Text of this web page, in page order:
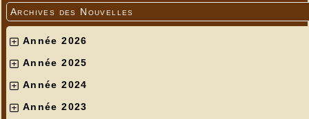
Archives des Nouvelles
Année 2026
Année 2025
Année 2024
Année 2023